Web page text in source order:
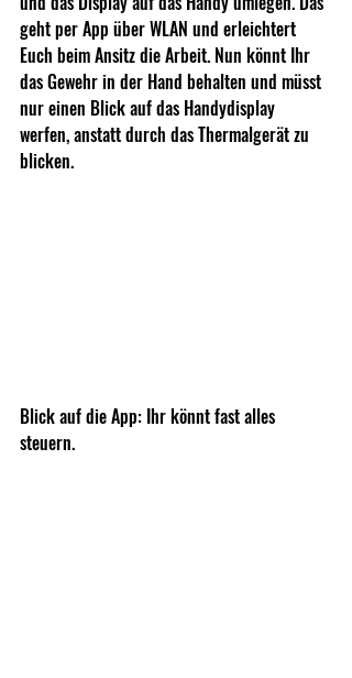
geht per App über WLAN und erleichtert
Euch beim Ansitz die Arbeit. Nun könnt Ihr
das Gewehr in der Hand behalten und müsst
nur einen Blick auf das Handydisplay
werfen, anstatt durch das Thermalgerät zu
blicken.
Blick auf die App: Ihr könnt fast alles
steuern.